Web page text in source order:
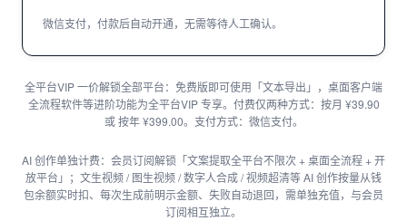
微信支付，付款后自动开通，无需等待人工确认。
全平台VIP 一价解锁全部平台：免费版即可使用「文本导出」，桌面客户端
全流程软件等进阶功能为全平台VIP 专享。付费仅两种方式：按月 ¥39.90
或 按年 ¥399.00。支付方式：微信支付。
AI 创作单独计费：会员订阅解锁「文案提取全平台不限次 + 桌面全流程 + 开
放平台」；文生视频 / 图生视频 / 数字人合成 / 视频超清等 AI 创作按量从钱
包余额实时扣、每次生成前明示金额、失败自动退回，需单独充值，与会员
订阅相互独立。